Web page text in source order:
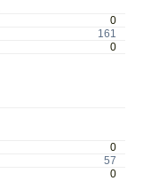
0
161
0
0
57
0